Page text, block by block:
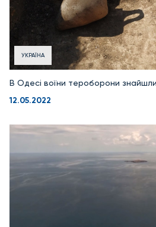
УКРАЇНА
В Одесі воїни тероборони
12.05.2022